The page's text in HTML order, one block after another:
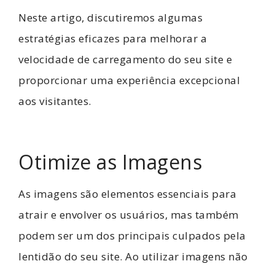
Neste artigo, discutiremos algumas
estratégias eficazes para melhorar a
velocidade de carregamento do seu site e
proporcionar uma experiência excepcional
aos visitantes.
Otimize as Imagens
As imagens são elementos essenciais para
atrair e envolver os usuários, mas também
podem ser um dos principais culpados pela
lentidão do seu site. Ao utilizar imagens não